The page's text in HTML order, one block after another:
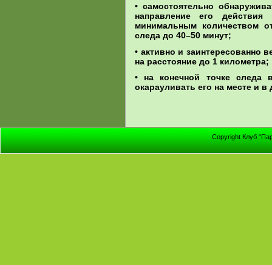
• самостоятельно
направление его
минимальным количеством
следа до 40–50 минут;
• активно и заинтересованно
на расстояние до 1 километра;
• на конечной точке следа
окарауливать его на месте и в
Copyright Клуб